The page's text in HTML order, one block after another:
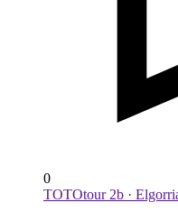
0
TOTOtour 2b ·